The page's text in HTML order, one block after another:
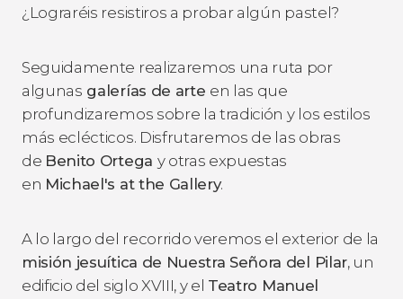
¿Lograréis resistiros a probar algún pastel?
Seguidamente realizaremos una ruta por
algunas galerías de arte en las que
profundizaremos sobre la tradición y los estilos
más eclécticos. Disfrutaremos de las obras
de Benito Ortega y otras expuestas
en Michael's at the Gallery.
A lo largo del recorrido veremos el exterior de la
misión jesuítica de Nuestra Señora del Pilar, un
edificio del siglo XVIII, y el Teatro Manuel